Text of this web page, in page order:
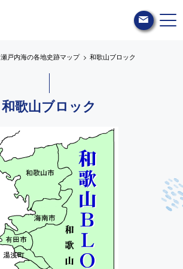
瀬戸内海の各地史跡マップ 和歌山ブロック
和歌山ブロック